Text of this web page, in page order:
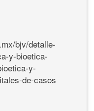
bjv/detalle-
y-bioetica-
y-
de-casos